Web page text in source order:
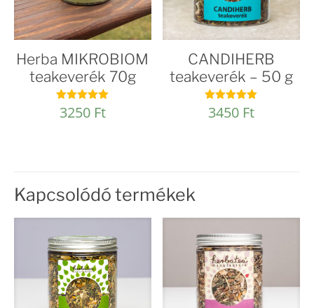
Herba MIKROBIOM
teakeverék 70g
Értékelés:
4.97
3250 Ft
CANDIHERB
teakeverék – 50 g
Értékelés:
4.93
3450 Ft
Kapcsolódó termékek